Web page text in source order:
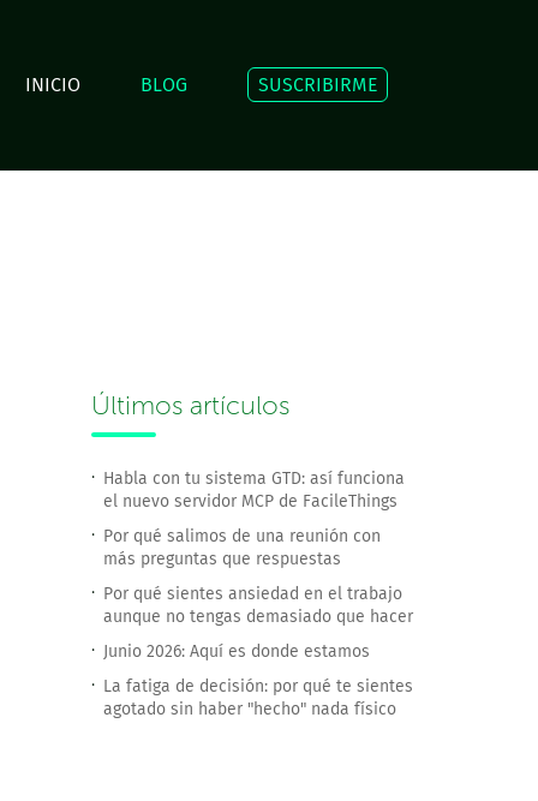
INICIO BLOG SUSCRIBIRME
Últimos artículos
Habla con tu sistema GTD: así funciona
el nuevo servidor MCP de FacileThings
Por qué salimos de una reunión con
más preguntas que respuestas
Por qué sientes ansiedad en el trabajo
aunque no tengas demasiado que hacer
Junio 2026: Aquí es donde estamos
La fatiga de decisión: por qué te sientes
agotado sin haber "hecho" nada físico